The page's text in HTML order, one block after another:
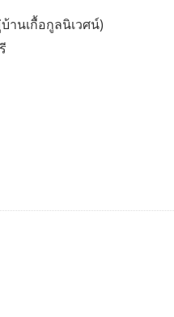
านเกื้อกูลนิเวศน์)